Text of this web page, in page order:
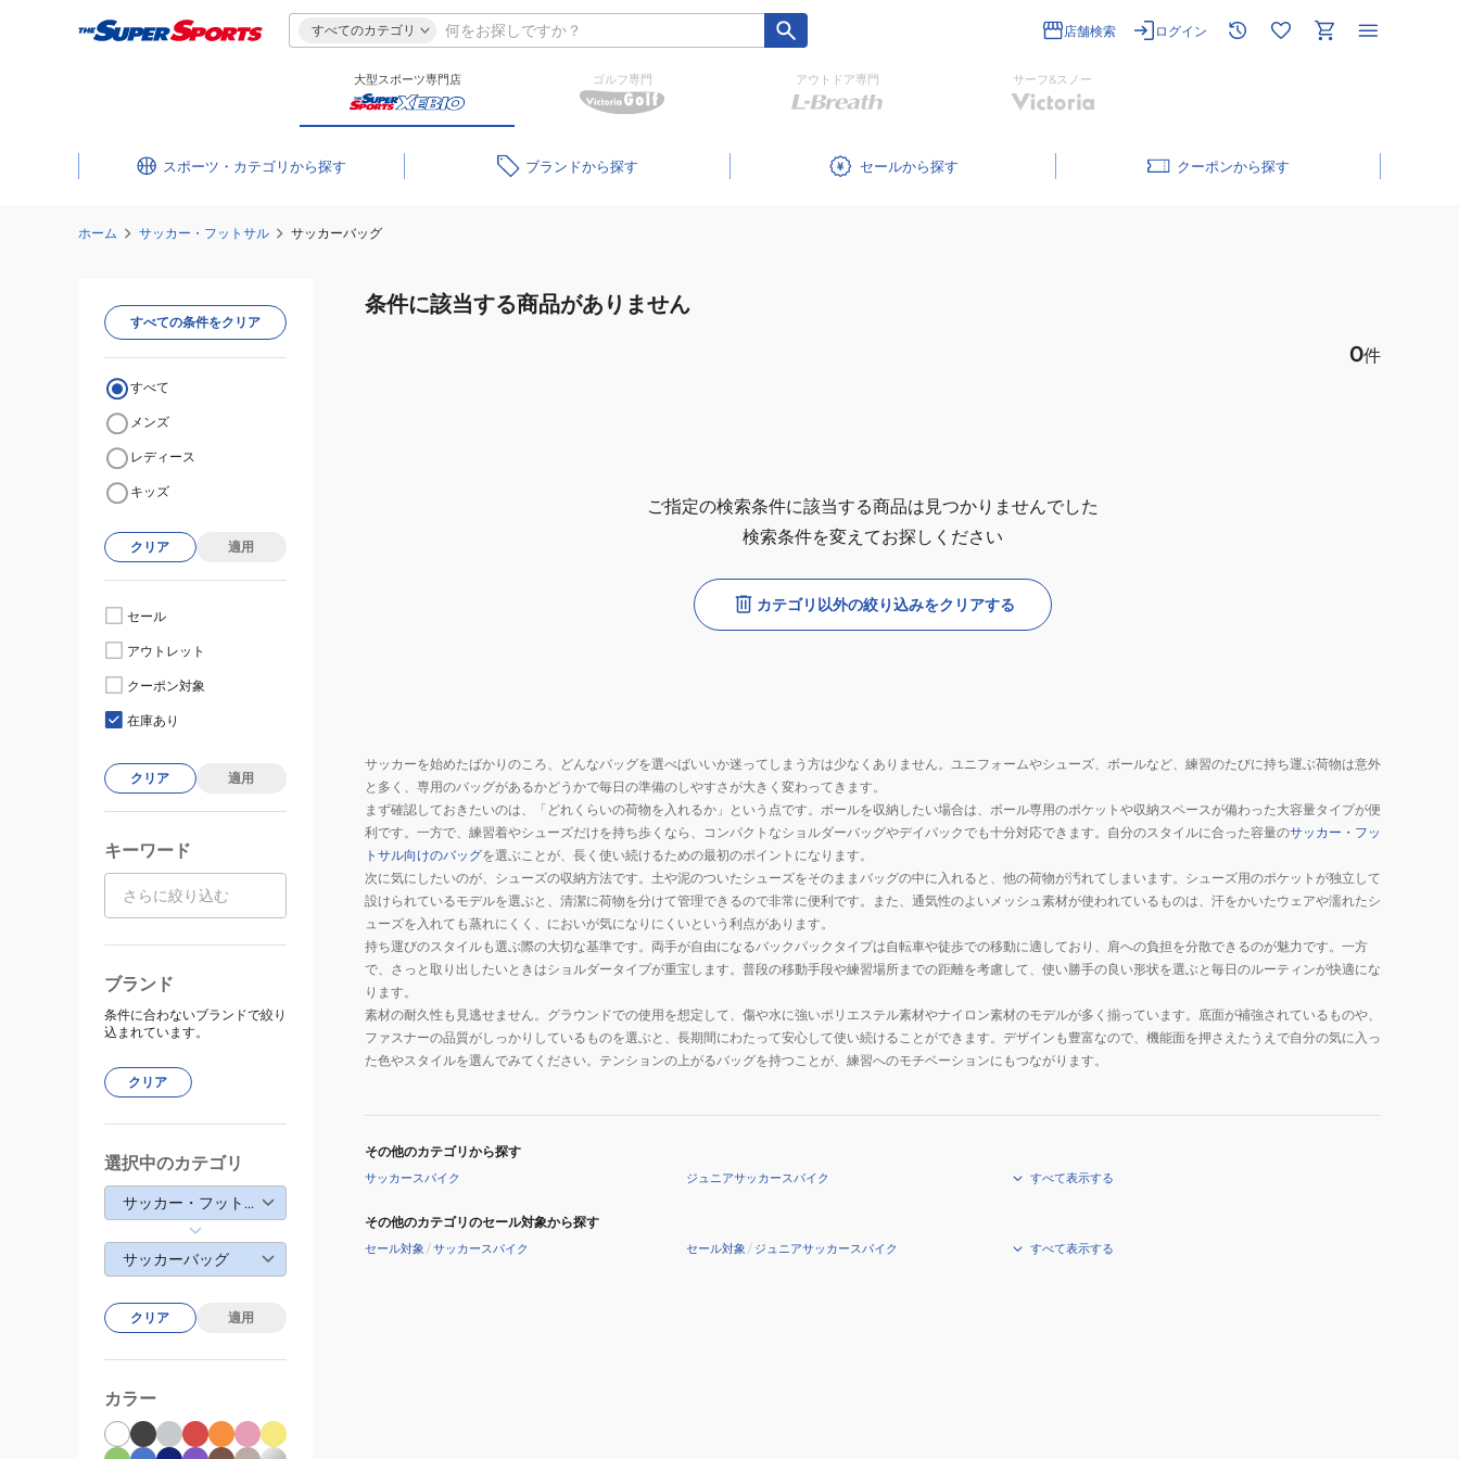
すべてのカテゴリ 店舗検索 ログイン
大型スポーツ専門店 ゴルフ専門 アウトドア専門 サーフ&スノー
スポーツ・カテゴリ ブランド セール クーポン
ホーム サッカー・フットサル サッカーバッグ
条件に該当する商品がありません
0件
ご指定の検索条件に該当する商品は見つかりませんでした
検索条件を変えてお探しください
カテゴリ以外の絞り込みをクリアする
サッカーを始めたばかりのころ、どんなバッグを選べばいいか迷ってしまう方は少なくありません。ユニフォームやシューズ、ボールなど、練習のたびに持ち運ぶ荷物は意外
と多く、専用のバッグがあるかどうかで毎日の準備のしやすさが大きく変わってきます。
まず確認しておきたいのは、「どれくらいの荷物を入れるか」という点です。ボールを収納したい場合は、ボール専用のポケットや収納スペースが備わった大容量タイプが便
利です。一方で、練習着やシューズだけを持ち歩くなら、コンパクトなショルダーバッグやデイパックでも十分対応できます。自分のスタイルに合った容量のサッカー・フッ
トサル向けのバッグを選ぶことが、長く使い続けるための最初のポイントになります。
次に気にしたいのが、シューズの収納方法です。土や泥のついたシューズをそのままバッグの中に入れると、他の荷物が汚れてしまいます。シューズ用のポケットが独立して
設けられているモデルを選ぶと、清潔に荷物を分けて管理できるので非常に便利です。また、通気性のよいメッシュ素材が使われているものは、汗をかいたウェアや濡れたシ
ューズを入れても蒸れにくく、においが気になりにくいという利点があります。
持ち運びのスタイルも選ぶ際の大切な基準です。両手が自由になるバックパックタイプは自転車や徒歩での移動に適しており、肩への負担を分散できるのが魅力です。一方
で、さっと取り出したいときはショルダータイプが重宝します。普段の移動手段や練習場所までの距離を考慮して、使い勝手の良い形状を選ぶと毎日のルーティンが快適にな
ります。
素材の耐久性も見逃せません。グラウンドでの使用を想定して、傷や水に強いポリエステル素材やナイロン素材のモデルが多く揃っています。底面が補強されているものや、
ファスナーの品質がしっかりしているものを選ぶと、長期間にわたって安心して使い続けることができます。デザインも豊富なので、機能面を押さえたうえで自分の気に入っ
た色やスタイルを選んでみてください。テンションの上がるバッグを持つことが、練習へのモチベーションにもつながります。
その他のカテゴリから探す
サッカースパイク ジュニアサッカースパイク すべて表示する
その他のカテゴリのセール対象から探す
セール対象 /サッカースパイク セール対象 / ジュニアサッカースパイク すべて表示する
すべての条件をクリア
すべて
メンズ
レディース
キッズ
クリア 適用
セール
アウトレット
クーポン対象
在庫あり
クリア 適用
キーワード
ブランド
条件に合わないブランドで絞り
込まれています。
クリア
選択中のカテゴリ
サッカー・フットサル
サッカーバッグ
クリア 適用
カラー